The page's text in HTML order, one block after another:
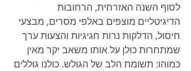
לסוף השנה האזרחית, הרחובות
הדיגיטליים מוצפים באלפי מסרים, מבצעי
חיסול, הדלקות נרות חגיגיות והצעות ערך
שמתחרות כולן על אותו משאב יקר מאין
כמוהו: תשומת הלב של הגולש. כולנו גוללים